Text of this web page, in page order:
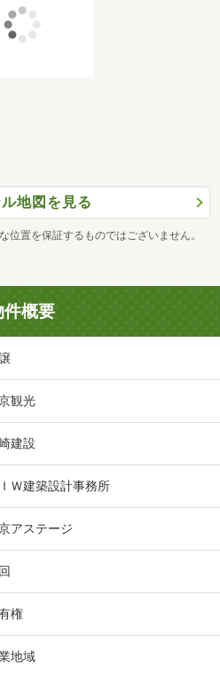
地図を見る
位置を保証するものではございません。
件概要
観光
建設
Ｗ建築設計事務所
アステージ
権
地域